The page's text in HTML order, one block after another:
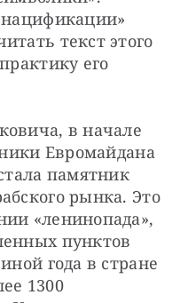
текст этого
его
в начале
Евромайдана
памятник
рынка. Это
«ленинопада»,
пунктов
года в стране
1300